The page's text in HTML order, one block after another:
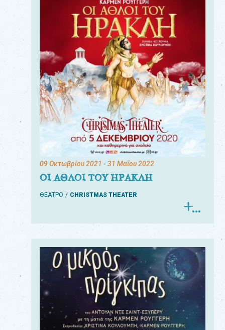
09 Οκτωβρίου 2021 - 31 Μαΐου 2022
ΟΙ ΑΘΛΟΙ ΤΟΥ ΗΡΑΚΛΗ
ΘΕΑΤΡΟ CHRISTMAS THEATER